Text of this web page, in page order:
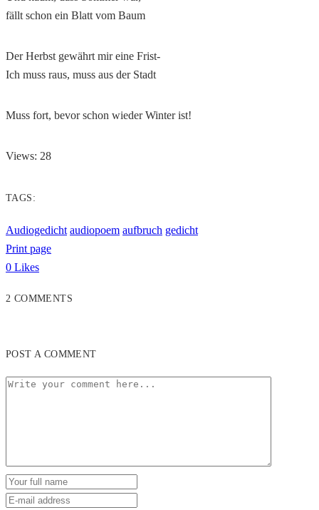
fällt schon ein Blatt vom Baum
Der Herbst gewährt mir eine Frist-
Ich muss raus, muss aus der Stadt
Muss fort, bevor schon wieder Winter ist!
Views: 28
TAGS:
Audiogedicht audiopoem aufbruch gedicht
Print page
0 Likes
2 COMMENTS
POST A COMMENT